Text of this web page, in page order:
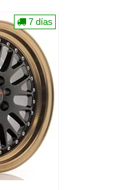
7 días